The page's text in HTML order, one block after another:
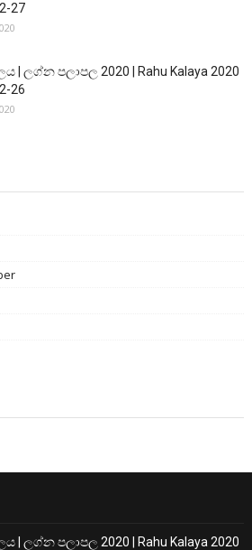
27
| ලග්න පලාපල 2020 | Rahu Kalaya 2020
26
| ලග්න පලාපල 2020 | Rahu Kalaya 2020